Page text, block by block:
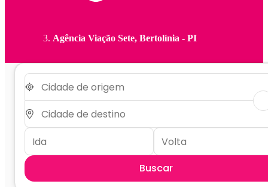
Agência Viação Sete, Bertolínia - PI
Buscar